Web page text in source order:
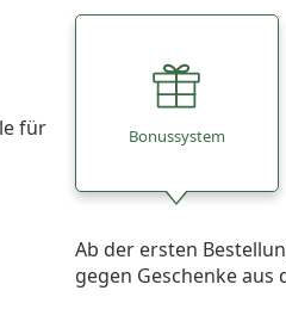
für
Bonussystem
Ab der ersten
gegen Geschenke aus